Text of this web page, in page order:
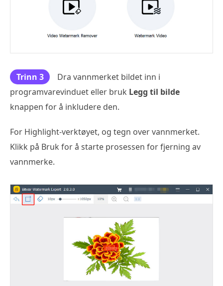
Trinn 3
Dra vannmerket bildet inn i
programvarevinduet eller bruk Legg til bilde
knappen for å inkludere den.
For Highlight-verktøyet, og tegn over vannmerket.
Klikk på Bruk for å starte prosessen for fjerning av
vannmerke.